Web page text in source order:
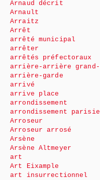
Arnaud décrit
Arnault
Arraitz
Arrêt
arrêté municipal
arrêter
arrêtés préfectoraux
arrière-arrière grand-
arrière-garde
arrivé
arrive place
arrondissement
arrondissement
Arroseur
Arroseur arrosé
Arsène
Arsène Altmeyer
art
Art Eixample
art insurrectionnel